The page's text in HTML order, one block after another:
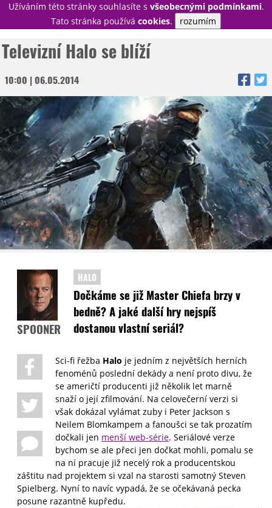
Užíváním této stránky souhlasíte s všeobecnými podmínkami.
Tato stránka používá cookies. rozumím
PŘIHLÁSIT
NOVINKY
TÉMATA
RECENZE
EPIZODY
KULT
TRAILERY
GALERIE
DISKUZE
STATISTIKY
TIRÁŽ
Televizní Halo se blíží
10:00 | 06.05.2014
SPOONER
HALO
Dočkáme se již Master Chiefa brzy v
bedně? A jaké další hry nejspíš
dostanou vlastní seriál?
Sci-fi řežba Halo je jedním z největších herních
fenoménů poslední dekády a není proto divu, že
se američtí producenti již několik let marně
snaží o její zfilmování. Na celovečerní verzi si
však dokázal vylámat zuby i Peter Jackson s
Neilem Blomkampem a fanoušci se tak prozatím
dočkali jen menší web-série. Seriálové verze
bychom se ale přeci jen dočkat mohli, pomalu se
na ní pracuje již necelý rok a producentskou
záštitu nad projektem si vzal na starosti samotný Steven
Spielberg. Nyní to navíc vypadá, že se očekávaná pecka
posune razantně kupředu.